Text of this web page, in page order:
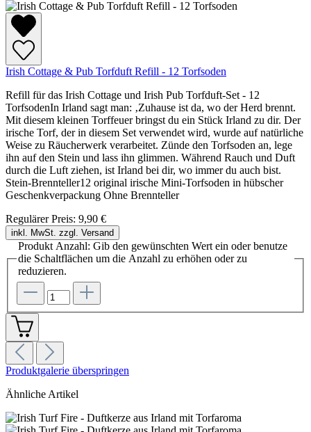
Irish Cottage & Pub Torfduft Refill - 12 Torfsoden
Refill für das Irish Cottage und Irish Pub Torfduft-Set - 12
TorfsodenIn Irland sagt man: ‚Zuhause ist da, wo der Herd brennt.
Mit diesem kleinen Torffeuer bringst du ein Stück Irland zu dir. Der
irische Torf, der in diesem Set verwendet wird, wurde auf natürliche
Weise zu Räucherwerk verarbeitet. Zünde den Torfsoden an, lege
ihn auf den Stein und lass ihn glimmen. Während Rauch und Duft
durch die Luft ziehen, ist Irland bei dir, wo immer du auch bist.
Stein-Brennteller12 original irische Mini-Torfsoden in hübscher
Geschenkverpackung Ohne Brennteller
Regulärer Preis: 9,90 €
inkl. MwSt. zzgl. Versand
Produkt Anzahl: Gib den gewünschten Wert ein oder benutze
die Schaltflächen um die Anzahl zu erhöhen oder zu
reduzieren.
Produktgalerie überspringen
Ähnliche Artikel